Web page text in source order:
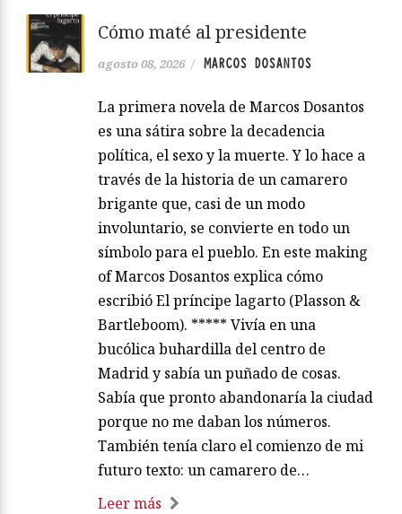
Cómo maté al presidente
agosto 08, 2026 / MARCOS DOSANTOS
La primera novela de Marcos Dosantos
es una sátira sobre la decadencia
política, el sexo y la muerte. Y lo hace a
través de la historia de un camarero
brigante que, casi de un modo
involuntario, se convierte en todo un
símbolo para el pueblo. En este making
of Marcos Dosantos explica cómo
escribió El príncipe lagarto (Plasson &
Bartleboom). ***** Vivía en una
bucólica buhardilla del centro de
Madrid y sabía un puñado de cosas.
Sabía que pronto abandonaría la ciudad
porque no me daban los números.
También tenía claro el comienzo de mi
futuro texto: un camarero de…
Leer más